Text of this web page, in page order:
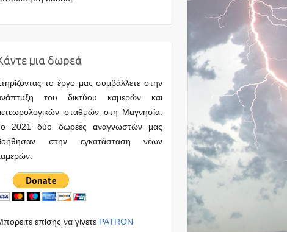
μια δωρεά
το έργο μας συμβάλλετε στην
του δικτύου καμερών και
σταθμών στη Μαγνησία.
2021 δύο δωρεές αναγνωστών μας
στην εγκατάσταση νέων
επίσης να γίνετε PATRON